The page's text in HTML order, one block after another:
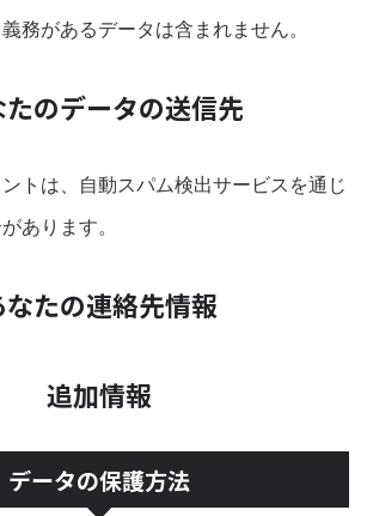
務があるデータは含まれません。
たのデータの送信先
トは、自動スパム検出サービスを通じ
あります。
なたの連絡先情報
追加情報
データの保護方法